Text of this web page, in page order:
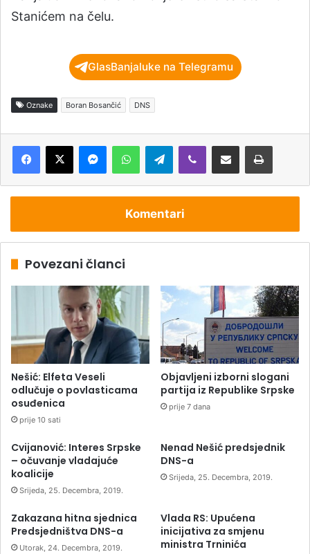
Stanićem na čelu.
GlasBanjaluke na Telegramu
Oznake Boran Bosančić DNS
Telegram
Komentari
Povezani članci
Nešić: Elfeta Veseli
odlučuje o povlasticama
osuđenica
prije 10 sati
Objavljeni izborni slogani
partija iz Republike Srpske
prije 7 dana
Cvijanović: Interes Srpske
– očuvanje vladajuće
koalicije
Srijeda, 25. Decembra, 2019.
Nenad Nešić predsjednik
DNS-a
Srijeda, 25. Decembra, 2019.
Zakazana hitna sjednica
Predsjedništva DNS-a
Utorak, 24. Decembra, 2019.
Vlada RS: Upućena
inicijativa za smjenu
ministra Trninića